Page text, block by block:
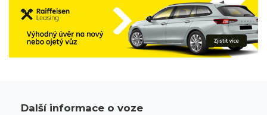
Další informace o voze